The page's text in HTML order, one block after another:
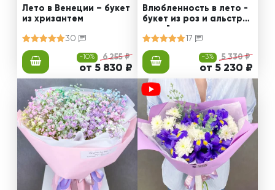
Лето в Венеции – букет
из хризантем
30
-10% 6 255 ₽
от 5 830 ₽
Влюбленность в лето -
букет из роз и альстро
мерий
17
-3% 5 330 ₽
от 5 230 ₽